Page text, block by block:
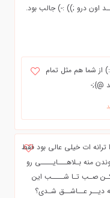
اون درو ;)) :-) جالب بود.
از شما هم مثل تمام
@};-
ات خیلی عالی بود فقط
منه بـلاهـــایــــی رو
کـن صـب تـا شــــب این
دیــر عــاشــق شـدی؟